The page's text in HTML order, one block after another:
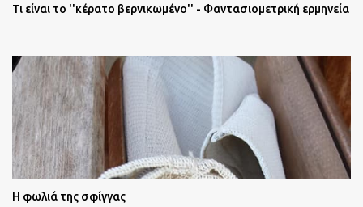
Τι είναι το ''κέρατο βερνικωμένο'' - Φαντασιομετρική ερμηνεία
Η φωλιά της σφίγγας